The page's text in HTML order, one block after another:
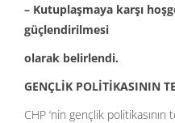
– Kutuplaşmaya karşı
güçlendirilmesi
olarak belirlendi.
GENÇLİK POLİTİKASININ
CHP ‘nin gençlik